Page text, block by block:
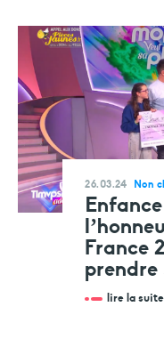
26.03.24 Non
France
prendre
lire la suite